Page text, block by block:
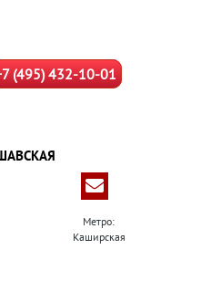
(495) 432-10-01
Метро:
Каширская